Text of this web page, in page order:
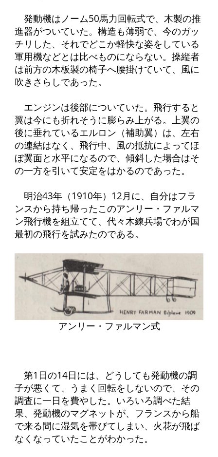
発動機はノーム50馬力回転式で、木製の推
進器がついていた。構造も薄弱で、今のガッ
チリした、それでどこか軽快な姿をしている
軍用機などとは比べものにならない。操縦者
は前方の木板製の椅子へ腰掛けていて、風に
吹きさらしであった。
エンジンは後部についていた。飛行すると
翼は今にも折れそうに膨らみ上がる。上翼の
後に垂れているエルロン（補助翼）は、左右
の連結はなく、飛行中、風の抵抗によってほ
ぼ翼面と水平になるので、傾斜した場合はそ
の一方を引いて安定をはかるのであった。
明治43年（1910年）12月に、自分はフラ
ンスから持ち帰ったこのアンリー・ファルマ
ン飛行機を組立てて、代々木練兵場でわが国
最初の飛行を試みたのである。
アンリー・ファルマン式
第1日の14日には、どうしても発動機の調
子が悪くて、うまく回転をしないので、その
調査に一日を費やした。いろいろ調べた結
果、発動機のマグネットが、フランスから船
で来る間に湿気を帯びてしまい、火花が飛ば
なくなっていたことがわかった。